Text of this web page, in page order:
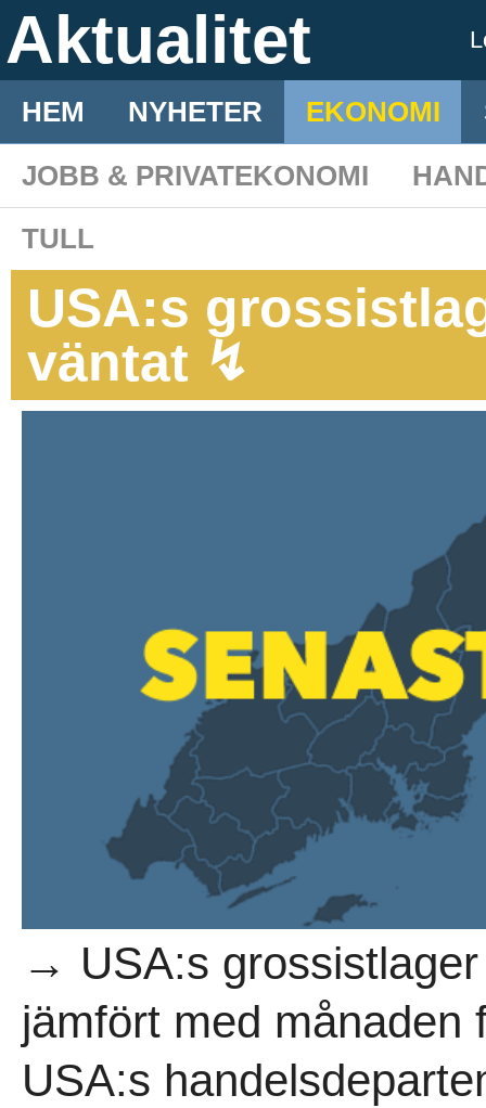
Aktualitet
HEM NYHETER EKONOMI
JOBB & PRIVATEKONOMI
TULL
USA:s
väntat ↯
→ USA:s
jämfört med månaden
USA:s